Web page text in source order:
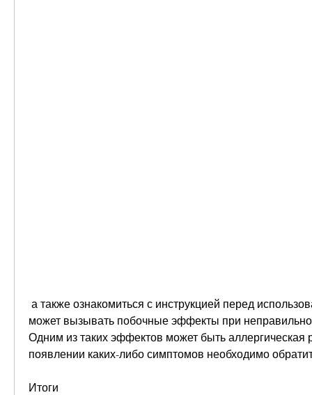
может вызывать побочные эффекты при
Одним из таких эффектов может быть аллергическая
появлении каких-либо симптомов необходимо
Итоги